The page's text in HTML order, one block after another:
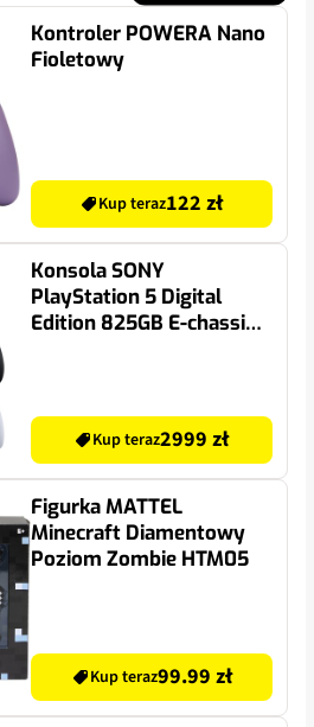
Kontroler POWERA Nano
Fioletowy
Kup teraz122 zł
Konsola SONY
PlayStation 5 Digital
Edition 825GB E-chassis
Kup teraz2999 zł
Figurka MATTEL
Minecraft Diamentowy
Poziom Zombie HTM05
Kup teraz99.99 zł